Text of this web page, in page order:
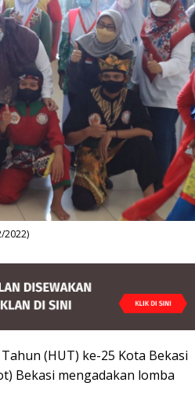
2022)
(HUT) ke-25 Kota Bekasi
Bekasi mengadakan lomba